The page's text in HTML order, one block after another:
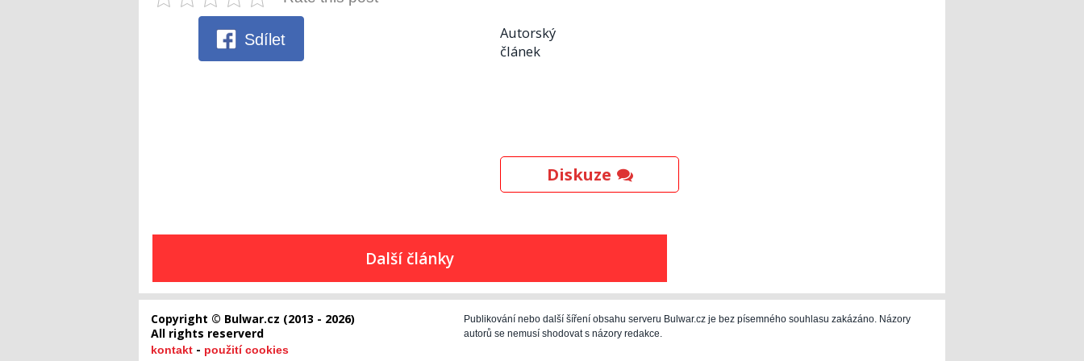
Sdílet
Autorský
článek
Diskuze
Další články
Copyright © Bulwar.cz (2013 - 2026)
All rights reserverd
kontakt - použití cookies
Publikování nebo další šíření obsahu serveru Bulwar.cz je bez písemného souhlasu zakázáno. Názory
autorů se nemusí shodovat s názory redakce.